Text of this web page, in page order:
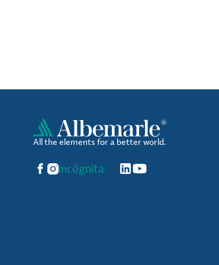
All the elements for a better world.
Facebook
Instagram
incógnita LinkedIn
YouTube